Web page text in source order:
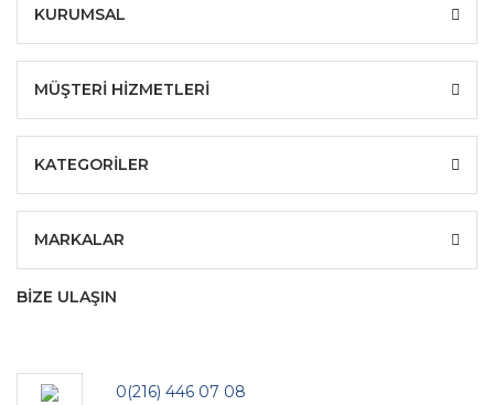
KURUMSAL
MÜŞTERİ HİZMETLERİ
KATEGORİLER
MARKALAR
BİZE ULAŞIN
0(216) 446 07 08